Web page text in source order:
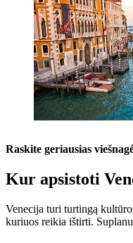
Raskite geriausias
Kur apsistoti
Venecija turi turtingą
kuriuos reikia ištirti.